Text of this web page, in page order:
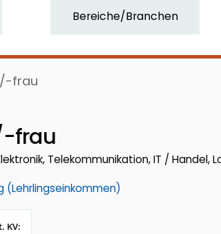
Bereiche/Branchen
frau
frau
Telekommunikation, IT / Handel,
(Lehrlingseinkommen)
KV: